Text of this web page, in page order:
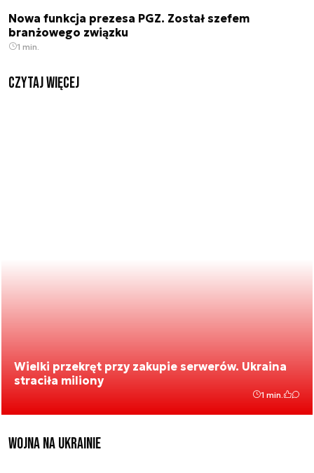
Nowa funkcja prezesa PGZ. Został szefem
branżowego związku
1 min.
czytaj więcej
Wielki przekręt przy zakupie serwerów. Ukraina
straciła miliony
1 min.
Wojna na Ukrainie